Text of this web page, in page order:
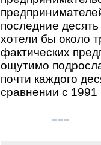
последние
хотели бы около
фактических
ощутимо
почти каждого
сравнении с